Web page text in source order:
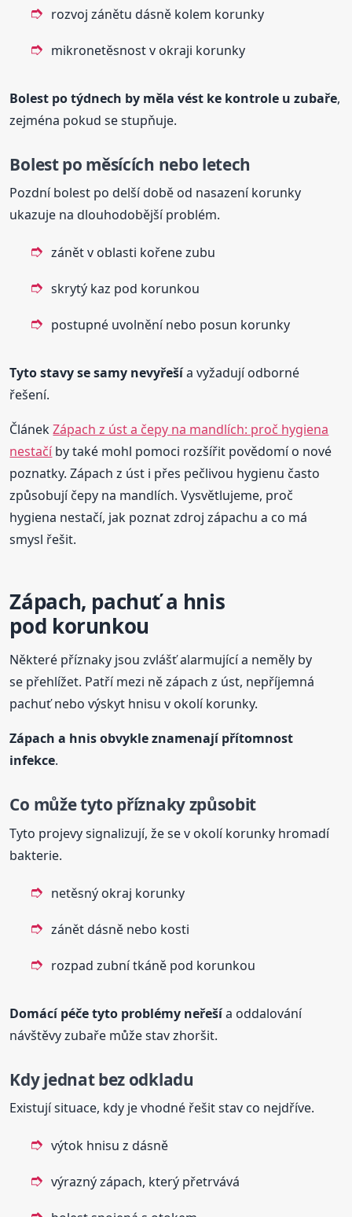
rozvoj zánětu dásně kolem korunky
mikronetěsnost v okraji korunky
Bolest po týdnech by měla vést ke kontrole u zubaře,
zejména pokud se stupňuje.
Bolest po měsících nebo letech
Pozdní bolest po delší době od nasazení korunky
ukazuje na dlouhodobější problém.
zánět v oblasti kořene zubu
skrytý kaz pod korunkou
postupné uvolnění nebo posun korunky
Tyto stavy se samy nevyřešía vyžadují odborné
řešení.
ČlánekZápach z úst a čepy na mandlích: proč hygiena
nestačíby také mohl pomoci rozšířit povědomí o nové
poznatky. Zápach z úst i přes pečlivou hygienu často
způsobují čepy na mandlích. Vysvětlujeme, proč
hygiena nestačí, jak poznat zdroj zápachu a co má
smysl řešit.
Zápach, pachuť a hnis
pod korunkou
Některé příznaky jsou zvlášť alarmující a neměly by
se přehlížet. Patří mezi ně zápach z úst, nepříjemná
pachuť nebo výskyt hnisu v okolí korunky.
Zápach a hnis obvykle znamenají přítomnost
infekce.
Co může tyto příznaky způsobit
Tyto projevy signalizují, že se v okolí korunky hromadí
bakterie.
netěsný okraj korunky
zánět dásně nebo kosti
rozpad zubní tkáně pod korunkou
Domácí péče tyto problémy neřešía oddalování
návštěvy zubaře může stav zhoršit.
Kdy jednat bez odkladu
Existují situace, kdy je vhodné řešit stav co nejdříve.
výtok hnisu z dásně
výrazný zápach, který přetrvává